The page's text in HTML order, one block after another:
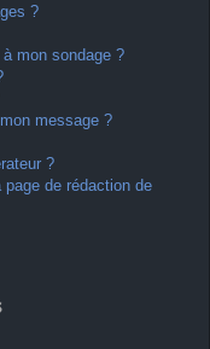
?
mon sondage ?
message ?
?
de rédaction de